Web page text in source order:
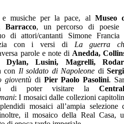
musiche per la pace, al Museo
Barracco, un percorso di poesie
di attori/cantanti Simone Francia
con i versi di La guerra
parole e note di Anedda,
Lusini, Magrelli,
con Il soldato di Napoleone di
gioventù di Pier Paolo Pasolini.
di poter visitare la
: I mosaici dalle collezioni
mosaici all’ampia selezione
il mosaico della Real Casa,